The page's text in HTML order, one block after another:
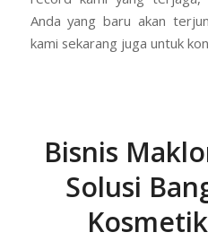
Anda yang baru akan
kami sekarang juga untuk
Bisnis
Solusi